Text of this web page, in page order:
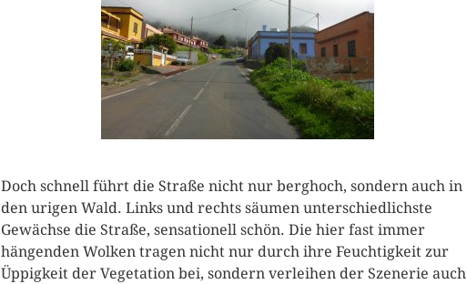
Doch schnell führt die Straße nicht nur berghoch, sondern auch in
den urigen Wald. Links und rechts säumen unterschiedlichste
Gewächse die Straße, sensationell schön. Die hier fast immer
hängenden Wolken tragen nicht nur durch ihre Feuchtigkeit zur
Üppigkeit der Vegetation bei, sondern verleihen der Szenerie auch